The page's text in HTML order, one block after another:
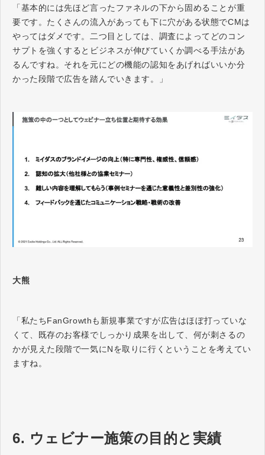
「基本的には先ほど言ったファネルの下から固めることが重
要です。たくさんの流入があっても下に穴がある状態でCMは
やってはダメです。二つ目としては、調査によってどのコン
サプトを強くするとビジネスが伸びていくか調べる手法があ
るんですね。それを元にどの機能の認知をあげればいいか分
かった段階で広告を踏んでいきます。」
大熊
「私たちFanGrowthも新規事業ですが広告はほぼ打っていな
くて、既存のお客様でしっかり成果を出して、何が刺さるの
かが見えた段階で一気にNを取りに行くということを考えてい
ますね。
6. ウェビナー施策の目的と実績